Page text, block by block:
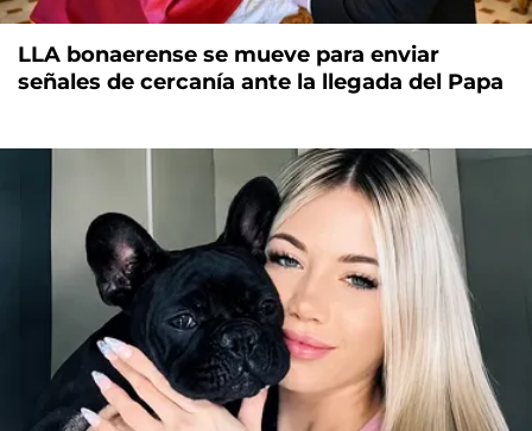
LLA bonaerense se mueve para enviar